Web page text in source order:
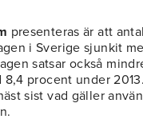
presenteras är att
i Sverige sjunkit
satsar också
procent under
sist vad gäller